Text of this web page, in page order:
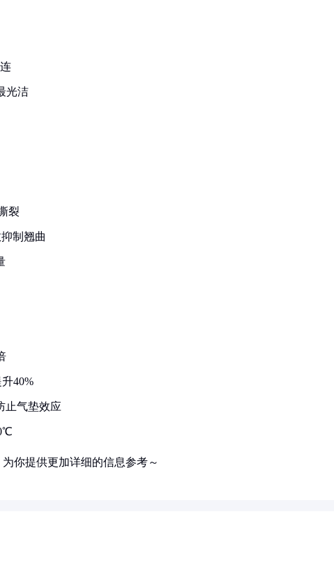
光洁
裂
制翘曲
40%
止气垫效应
你提供更加详细的信息参考～